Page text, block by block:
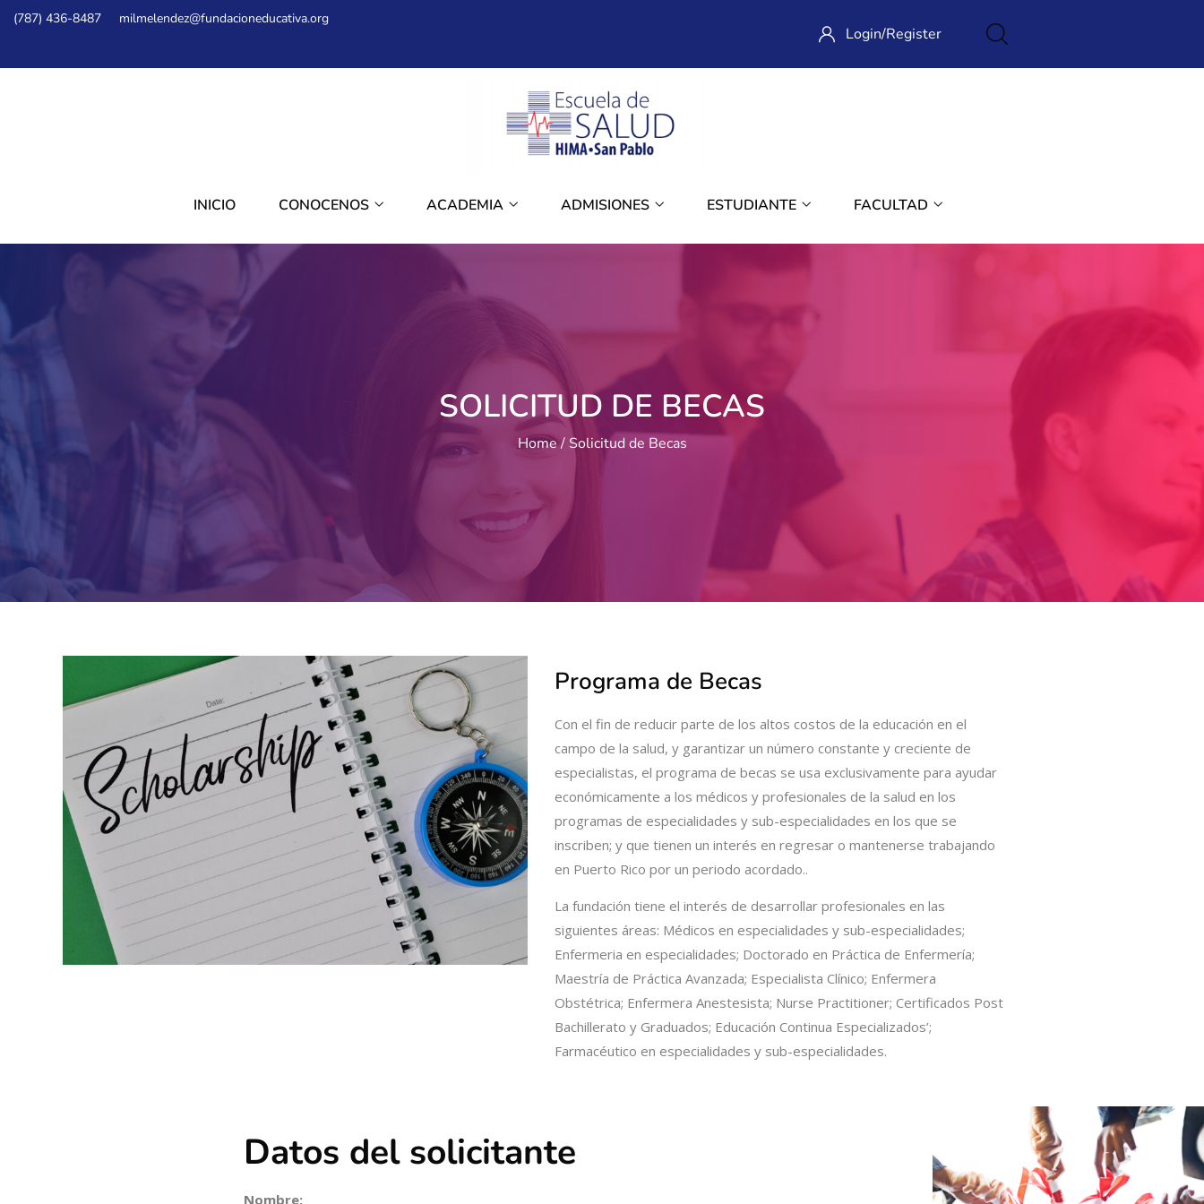
(787) 436-8487 milmelendez@fundacioneducativa.org
Login/Register
INICIO CONOCENOS ACADEMIA ADMISIONES ESTUDIANTE FACULTAD
SOLICITUD DE BECAS
Home Solicitud de Becas
Programa de Becas
Con el fin de reducir parte de los altos costos de la educación en el
campo de la salud, y garantizar un número constante y creciente de
especialistas, el programa de becas se usa exclusivamente para ayudar
económicamente a los médicos y profesionales de la salud en los
programas de especialidades y sub-especialidades en los que se
inscriben; y que tienen un interés en regresar o mantenerse trabajando
en Puerto Rico por un periodo acordado..
La fundación tiene el interés de desarrollar profesionales en las
siguientes áreas: Médicos en especialidades y sub-especialidades;
Enfermeria en especialidades; Doctorado en Práctica de Enfermería;
Maestría de Práctica Avanzada; Especialista Clínico; Enfermera
Obstétrica; Enfermera Anestesista; Nurse Practitioner; Certificados Post
Bachillerato y Graduados; Educación Continua Especializados’;
Farmacéutico en especialidades y sub-especialidades.
Datos del solicitante
Nombre: